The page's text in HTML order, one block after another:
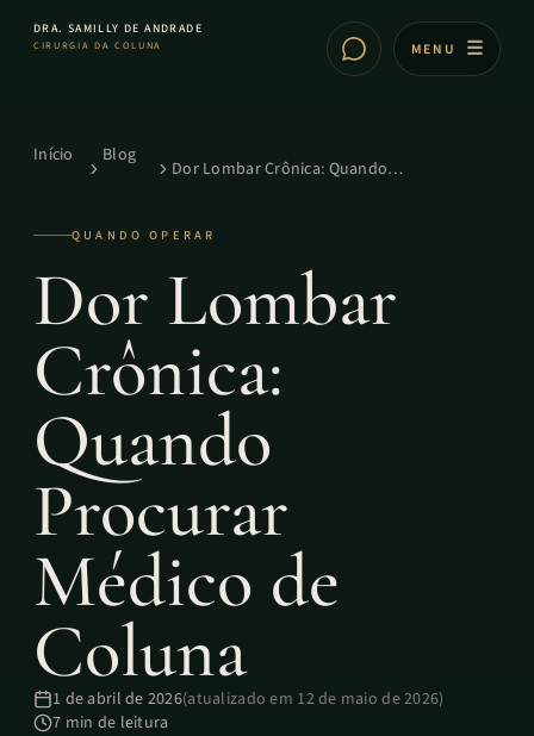
DRA. SAMILLY DE ANDRADE
CIRURGIA DA COLUNA MENU
Início Blog
Dor Lombar Crônica: Quando
QUANDO OPERAR
Dor Lombar
Crônica:
Quando
Procurar
Médico de
Coluna
1 de abril de 2026(atualizado em 12 de maio de 2026)
7 min de leitura